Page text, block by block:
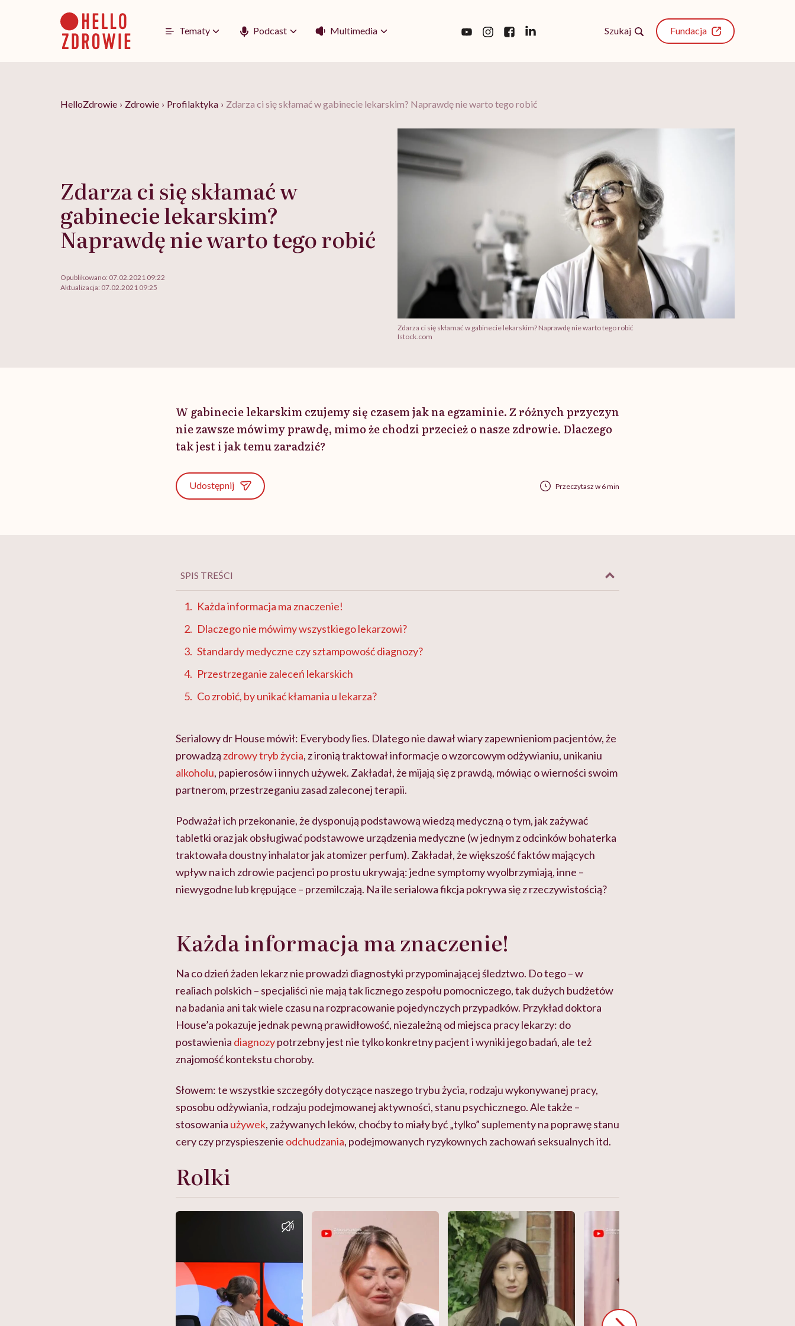
Tematy Podcast Multimedia Szukaj Fundacja
HelloZdrowie › Zdrowie › Profilaktyka › Zdarza ci się skłamać w gabinecie lekarskim? Naprawdę nie warto tego robić
Zdarza ci się skłamać w
gabinecie lekarskim?
Naprawdę nie warto tego robić
Opublikowano: 07.02.2021 09:22
Aktualizacja: 07.02.2021 09:25
Zdarza ci się skłamać w gabinecie lekarskim? Naprawdę nie warto tego robić
Istock.com
W gabinecie lekarskim czujemy się czasem jak na egzaminie. Z różnych przyczyn
nie zawsze mówimy prawdę, mimo że chodzi przecież o nasze zdrowie. Dlaczego
tak jest i jak temu zaradzić?
Udostępnij Przeczytasz w 6 min
SPIS TREŚCI
Każda informacja ma znaczenie!
Dlaczego nie mówimy wszystkiego lekarzowi?
Standardy medyczne czy sztampowość diagnozy?
Przestrzeganie zaleceń lekarskich
Co zrobić, by unikać kłamania u lekarza?
Serialowy dr House mówił: Everybody lies. Dlatego nie dawał wiary zapewnieniom pacjentów, że
prowadzą zdrowy tryb życia, z ironią traktował informacje o wzorcowym odżywianiu, unikaniu
alkoholu, papierosów i innych używek. Zakładał, że mijają się z prawdą, mówiąc o wierności swoim
partnerom, przestrzeganiu zasad zaleconej terapii.
Podważał ich przekonanie, że dysponują podstawową wiedzą medyczną o tym, jak zażywać
tabletki oraz jak obsługiwać podstawowe urządzenia medyczne (w jednym z odcinków bohaterka
traktowała doustny inhalator jak atomizer perfum). Zakładał, że większość faktów mających
wpływ na ich zdrowie pacjenci po prostu ukrywają: jedne symptomy wyolbrzymiają, inne –
niewygodne lub krępujące – przemilczają. Na ile serialowa fikcja pokrywa się z rzeczywistością?
Każda informacja ma znaczenie!
Na co dzień żaden lekarz nie prowadzi diagnostyki przypominającej śledztwo. Do tego – w
realiach polskich – specjaliści nie mają tak licznego zespołu pomocniczego, tak dużych budżetów
na badania ani tak wiele czasu na rozpracowanie pojedynczych przypadków. Przykład doktora
House’a pokazuje jednak pewną prawidłowość, niezależną od miejsca pracy lekarzy: do
postawienia diagnozypotrzebny jest nie tylko konkretny pacjent i wyniki jego badań, ale też
znajomość kontekstu choroby.
Słowem: te wszystkie szczegóły dotyczące naszego trybu życia, rodzaju wykonywanej pracy,
sposobu odżywiania, rodzaju podejmowanej aktywności, stanu psychicznego. Ale także –
stosowania używek, zażywanych leków, choćby to miały być „tylko” suplementy na poprawę stanu
cery czy przyspieszenie odchudzania, podejmowanych ryzykownych zachowań seksualnych itd.
Rolki